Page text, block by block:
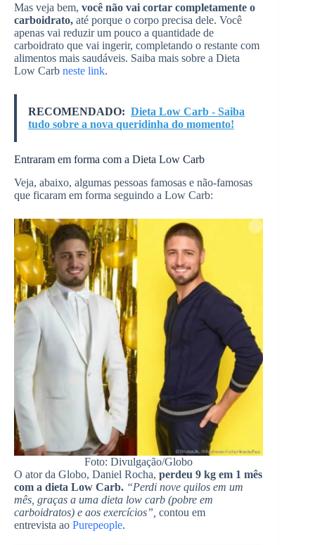
Mas veja bem, você não vai cortar completamente o
carboidrato, até porque o corpo precisa dele. Você
apenas vai reduzir um pouco a quantidade de
carboidrato que vai ingerir, completando o restante com
alimentos mais saudáveis. Saiba mais sobre a Dieta
Low Carb neste link.
RECOMENDADO: Dieta Low Carb - Saiba
tudo sobre a nova queridinha do momento!
Entraram em forma com a Dieta Low Carb
Veja, abaixo, algumas pessoas famosas e não-famosas
que ficaram em forma seguindo a Low Carb:
Foto: Divulgação/Globo
O ator da Globo, Daniel Rocha, perdeu 9 kg em 1 mês
com a dieta Low Carb. “Perdi nove quilos em um
mês, graças a uma dieta low carb (pobre em
carboidratos) e aos exercícios”, contou em
entrevista ao Purepeople.